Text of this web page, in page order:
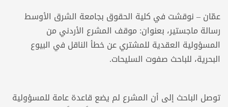
عمّان – نوقشت في كلية الحقوق بجامعة الشرق الأوسط
رسالة ماجستير، بعنوان: موقف المشرع الأردني من
المسؤولية العقدية للمشتري عن خطأ الناقل في البيوع
البحرية، للباحث صفوت السليحات.
توصل الباحث إلى أن المشرع لم يضع قاعدة عامة للمسؤولية